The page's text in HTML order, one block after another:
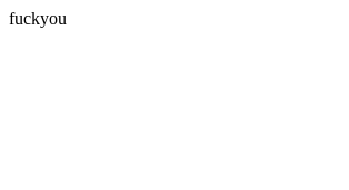
fuckyou